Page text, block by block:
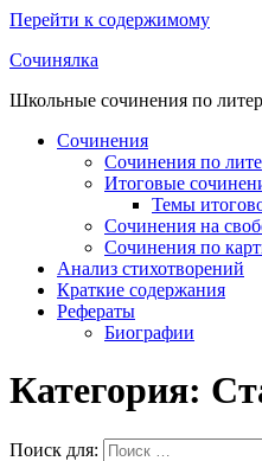
Перейти к содержимому
Сочинялка
Школьные сочинения по
Сочинения
Сочинения по
Итоговые
Темы
Сочинения на
Сочинения по
Анализ стихотворений
Краткие содержания
Рефераты
Биографии
Категория:
Поиск для: